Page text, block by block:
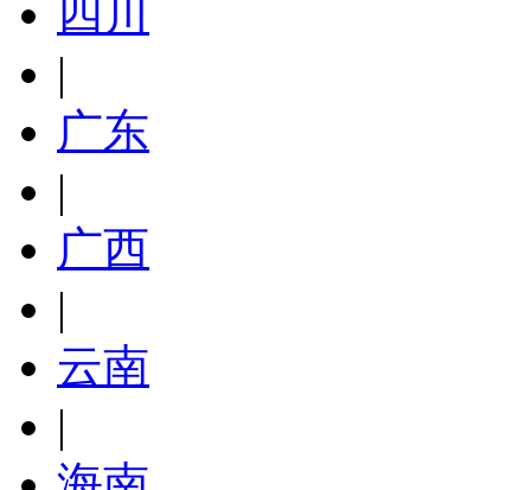
四川
|
广东
|
广西
|
云南
|